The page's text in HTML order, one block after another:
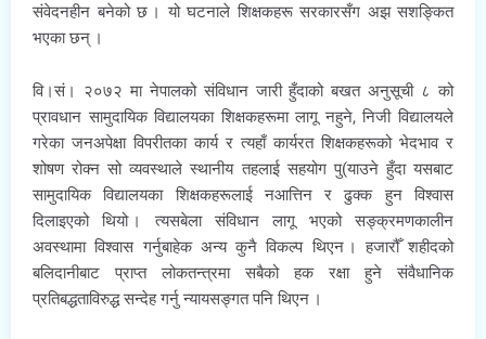
संवेदनहीन बनेको छ । यो घटनाले शिक्षकहरू सरकारसँग अझ सशङ्कित
भएका छन् ।
वि।सं। २०७२ मा नेपालको संविधान जारी हुँदाको बखत अनुसूची ८ को
प्रावधान सामुदायिक विद्यालयका शिक्षकहरूमा लागू नहुने, निजी विद्यालयले
गरेका जनअपेक्षा विपरीतका कार्य र त्यहाँ कार्यरत शिक्षकहरूको भेदभाव र
शोषण रोक्न सो व्यवस्थाले स्थानीय तहलाई सहयोग पु(याउने हुँदा यसबाट
सामुदायिक विद्यालयका शिक्षकहरूलाई नआत्तिन र ढुक्क हुन विश्वास
दिलाइएको थियो । त्यसबेला संविधान लागू भएको सङ्क्रमणकालीन
अवस्थामा विश्वास गर्नुबाहेक अन्य कुनै विकल्प थिएन । हजारौँ शहीदको
बलिदानीबाट प्राप्त लोकतन्त्रमा सबैको हक रक्षा हुने संवैधानिक
प्रतिबद्धताविरुद्ध सन्देह गर्नु न्यायसङ्गत पनि थिएन ।